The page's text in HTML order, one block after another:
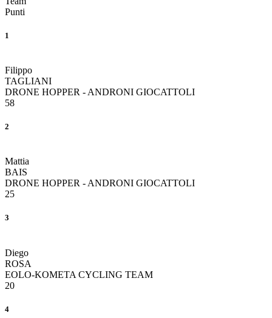
Punti
1
Filippo
TAGLIANI
DRONE HOPPER - ANDRONI GIOCATTOLI
58
2
Mattia
BAIS
DRONE HOPPER - ANDRONI GIOCATTOLI
25
3
Diego
ROSA
EOLO-KOMETA CYCLING TEAM
20
4